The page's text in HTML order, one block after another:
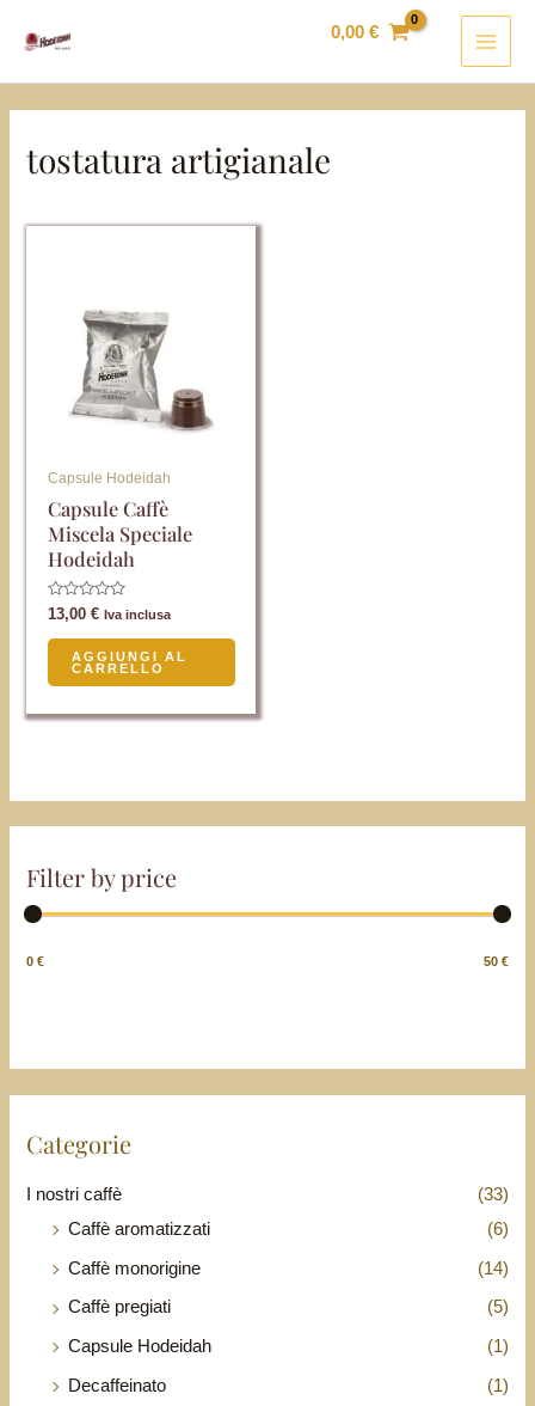
contenuto
0,00€
Filter by price
0 € 50 €
Categorie
I nostri caffè
(33)
Caffè aromatizzati
(6)
Caffè monorigine (14)
Caffè pregiati (5)
Capsule Hodeidah (1)
Decaffeinato (1)
tostatura artigianale
Capsule Hodeidah
Capsule Caffè
Miscela Speciale
Hodeidah
Valutato
0
su
13,00 € Iva inclusa
AGGIUNGI AL
CARRELLO